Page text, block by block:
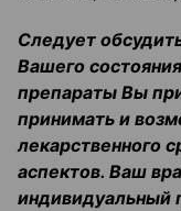
Следует
Вашего
препараты Вы
принимать и
лекарственного
аспектов. Ваш
индивидуальный